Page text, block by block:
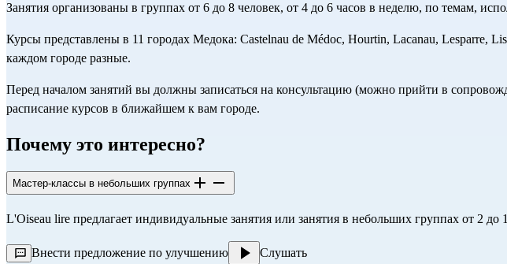
Занятия организованы в группах от 6 до 8 человек, от 4 до 6 часов в неделю, по темам,
Курсы представлены в 11 городах Медока: Castelnau de Médoc, Hourtin, Lacanau, Lesparre,
каждом городе разные.
Перед началом занятий вы должны записаться на консультацию (можно прийти в
расписание курсов в ближайшем к вам городе.
Почему это интересно?
Мастер-классы в небольших группах
L'Oiseau lire предлагает индивидуальные занятия или занятия в небольших группах от 2 до
Внести предложение по улучшению Слушать